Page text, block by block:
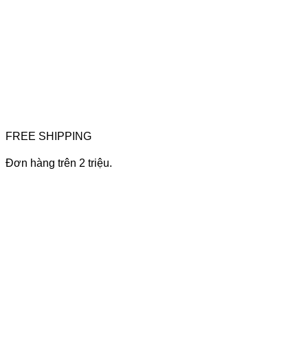
FREE SHIPPING
Đơn hàng trên 2 triệu.